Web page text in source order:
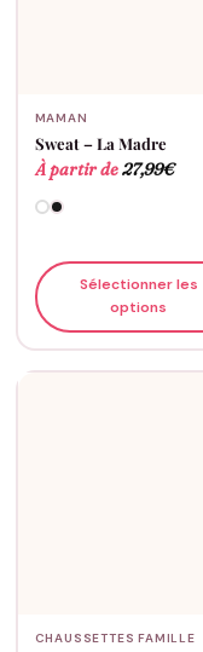
MAMAN
Sweat – La Madre
À partir de27,99€
Sélectionner les
options
CHAUSSETTES FAMILLE